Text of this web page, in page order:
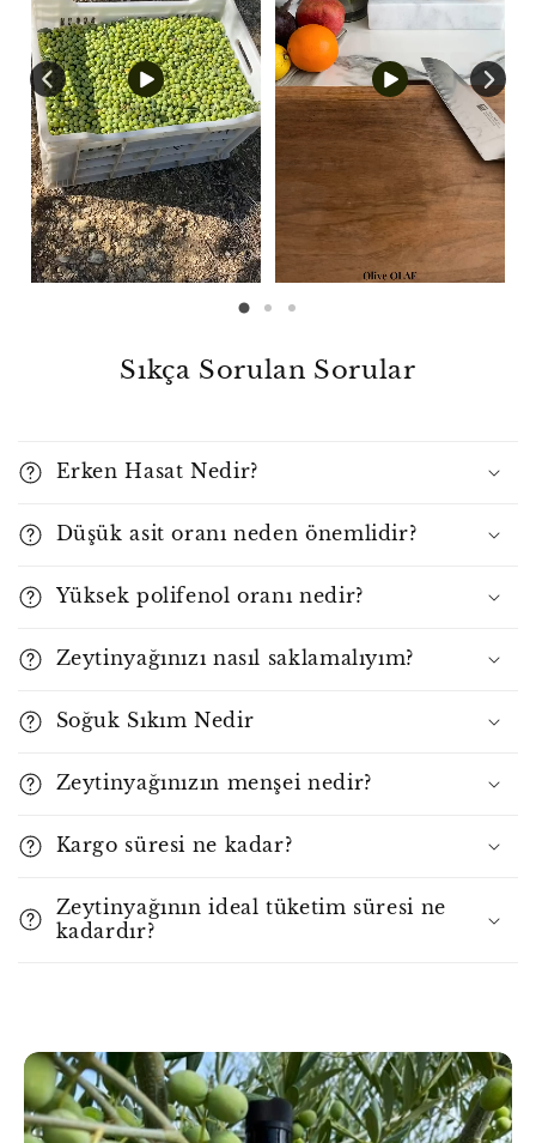
Sıkça Sorulan Sorular
Erken Hasat Nedir?
Düşük asit oranı neden önemlidir?
Yüksek polifenol oranı nedir?
Zeytinyağınızı nasıl saklamalıyım?
Soğuk Sıkım Nedir
Zeytinyağınızın menşei nedir?
Kargo süresi ne kadar?
Zeytinyağının ideal tüketim süresi ne
kadardır?